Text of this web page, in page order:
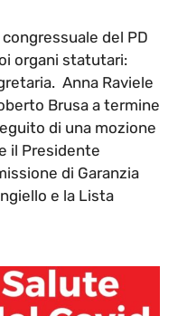
del PD
organi statutari:
Anna Raviele
Brusa a termine
di una mozione
il Presidente
di Garanzia
e la Lista